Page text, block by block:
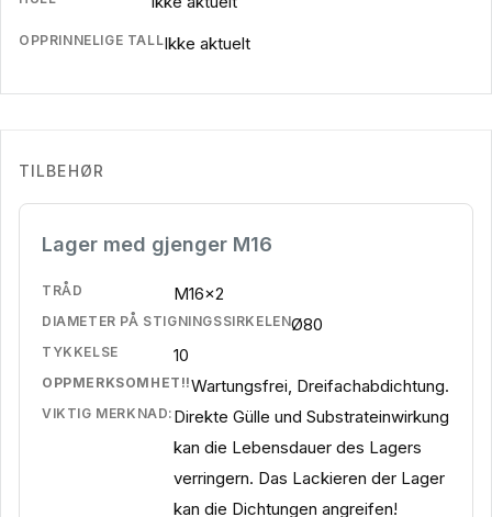
OPPRINNELIGE TALLIkke aktuelt
TILBEHØR
Lager med gjenger M16
TRÅD M16x2
DIAMETER PÅ STIGNINGSSIRKELENØ80
TYKKELSE 10
OPPMERKSOMHET!!Wartungsfrei, Dreifachabdichtung.
VIKTIG MERKNAD: Direkte Gülle und Substrateinwirkung
kan die Lebensdauer des Lagers
verringern. Das Lackieren der Lager
kan die Dichtungen angreifen!